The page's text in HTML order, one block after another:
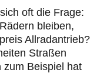
oft die Frage:
bleiben,
Allradantrieb?
Straßen
zum Beispiel hat